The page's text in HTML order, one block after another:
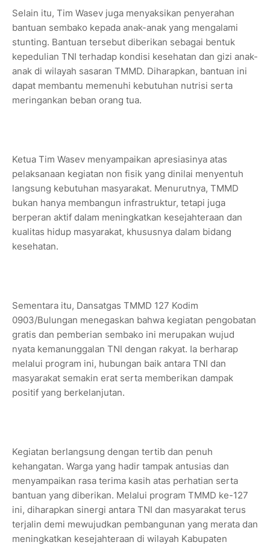
Selain itu, Tim Wasev juga menyaksikan penyerahan
bantuan sembako kepada anak-anak yang mengalami
stunting. Bantuan tersebut diberikan sebagai bentuk
kepedulian TNI terhadap kondisi kesehatan dan gizi anak-
anak di wilayah sasaran TMMD. Diharapkan, bantuan ini
dapat membantu memenuhi kebutuhan nutrisi serta
meringankan beban orang tua.
Ketua Tim Wasev menyampaikan apresiasinya atas
pelaksanaan kegiatan non fisik yang dinilai menyentuh
langsung kebutuhan masyarakat. Menurutnya, TMMD
bukan hanya membangun infrastruktur, tetapi juga
berperan aktif dalam meningkatkan kesejahteraan dan
kualitas hidup masyarakat, khususnya dalam bidang
kesehatan.
Sementara itu, Dansatgas TMMD 127 Kodim
0903/Bulungan menegaskan bahwa kegiatan pengobatan
gratis dan pemberian sembako ini merupakan wujud
nyata kemanunggalan TNI dengan rakyat. Ia berharap
melalui program ini, hubungan baik antara TNI dan
masyarakat semakin erat serta memberikan dampak
positif yang berkelanjutan.
Kegiatan berlangsung dengan tertib dan penuh
kehangatan. Warga yang hadir tampak antusias dan
menyampaikan rasa terima kasih atas perhatian serta
bantuan yang diberikan. Melalui program TMMD ke-127
ini, diharapkan sinergi antara TNI dan masyarakat terus
terjalin demi mewujudkan pembangunan yang merata dan
meningkatkan kesejahteraan di wilayah Kabupaten